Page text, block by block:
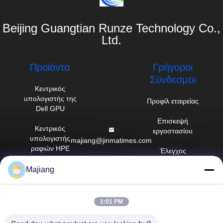
Beijing Guangtian Runze Technology Co.,
Ltd.
Προϊόντα
Κεντρικός
υπολογιστής της
Dell GPU
Κεντρικός
υπολογιστής
ραφιών HPE
Κεντρικός
majiang@jinmatimes.com
που χτίζει 14,
περιοχή της
Γρήγοροι
Σύνδεσμοι
Προφίλ εταιρείας
Επισκεψή
εργοστασίου
Έλεγχος
Majiang
1:01 PM